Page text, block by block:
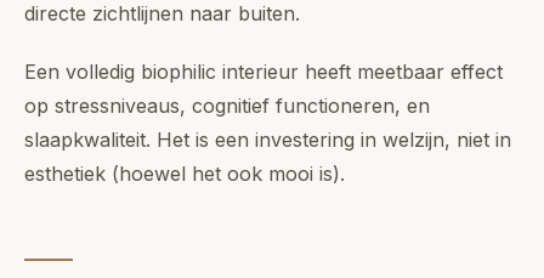
directe zichtlijnen naar buiten.
Een volledig biophilic interieur heeft meetbaar effect
op stressniveaus, cognitief functioneren, en
slaapkwaliteit. Het is een investering in welzijn, niet in
esthetiek (hoewel het ook mooi is).